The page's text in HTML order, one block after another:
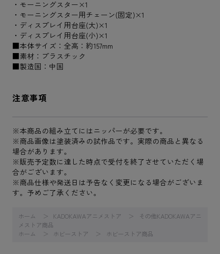
・モーニングスター×1
・モーニングスター用チェーン(固定)×1
・ディスプレイ用台座(大)×1
・ディスプレイ用台座(小)×1
■本体サイズ：全高：約157mm
■素材：プラスチック
■製造国：中国
注意事項
※本商品の組み立てにはニッパーが必要です。
※商品画像は塗装済みの試作品です。実際の商品と異なる
場合があります。
※販売予定数に達した時点で受付を終了させていただく場
合がございます。
※商品仕様や発送日は予告なく変更になる場合がございま
す。予めご了承ください。
ホーム KADOKAWAアニメストア
その他KADOKAWAアニ
メストア商品
ホーム
ホビーストア ホビーストア商品